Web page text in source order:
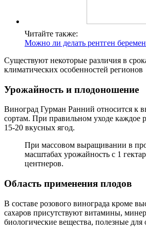
Читайте также:
Можно ли делать рентген
Существуют некоторые различия в
климатических особенностей регионов
Урожайность и плодоношение
Виноград Гурман Ранний относится к
сортам. При правильном уходе каждое
15-20 вкусных ягод.
При массовом выращивании в
масштабах урожайность с 1
центнеров.
Область применения плодов
В составе розового винограда кроме
сахаров присутствуют витамины,
биологические вещества, полезные для